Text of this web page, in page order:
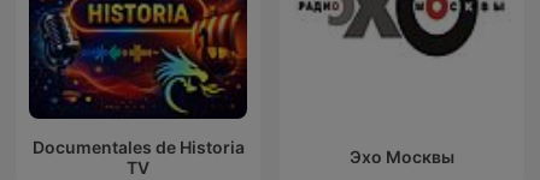
Documentales de Historia
TV
Эхо Москвы